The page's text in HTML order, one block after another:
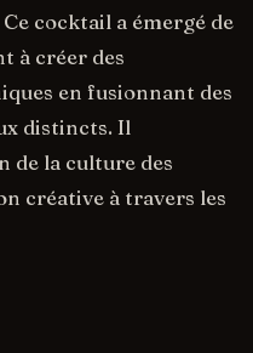
cocktail a émergé de
à créer des
en fusionnant des
distincts. Il
de la culture des
créative à travers les